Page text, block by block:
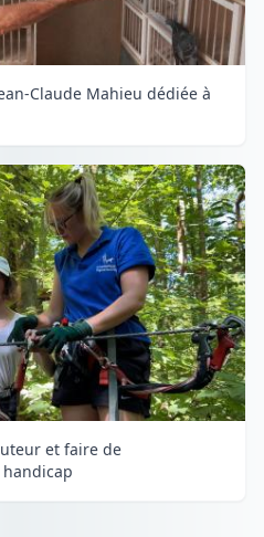
Claude Mahieu dédiée à
et faire de